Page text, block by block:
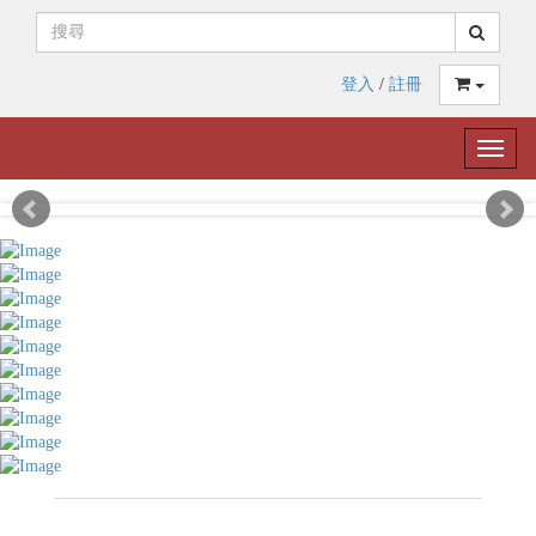
登入 / 註冊
Toggle